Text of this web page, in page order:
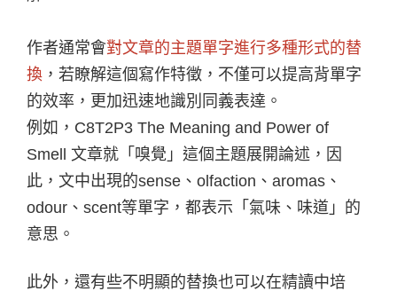
作者通常會對文章的主題單字進行多種形式的替
換 ，若瞭解這個寫作特徵，不僅可以提高背單字
的效率，更加迅速地識別同義表達。
例如，C8T2P3 The Meaning and Power of
Smell 文章就「嗅覺」這個主題展開論述，因
此，文中出現的sense、olfaction、aromas、
odour、scent等單字，都表示「氣味、味道」的
意思。
此外，還有些不明顯的替換也可以在精讀中培